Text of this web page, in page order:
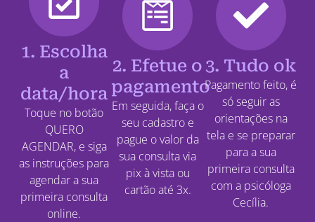
1. Escolha
a
data/hora
Toque no botão
QUERO
AGENDAR, e siga
as instruções para
agendar a sua
primeira consulta
online.
2. Efetue o
pagamento
Em seguida, faça o
seu cadastro e
pague o valor da
sua consulta via
pix à vista ou
cartão até 3x.
3. Tudo ok
Pagamento feito, é
só seguir as
orientações na
tela e se preparar
para a sua
primeira consulta
com a psicóloga
Cecília.